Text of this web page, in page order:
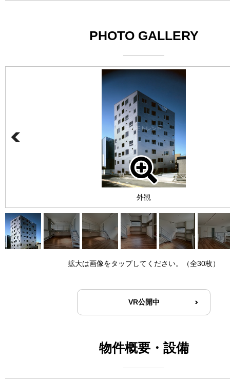
PHOTO GALLERY
外観
拡大は画像をタップしてください。（全30枚）
VR公開中
物件概要・設備